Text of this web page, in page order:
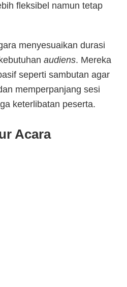
fleksibel namun tetap
menyesuaikan durasi
audiens. Mereka
seperti sambutan agar
memperpanjang sesi
keterlibatan peserta.
Acara